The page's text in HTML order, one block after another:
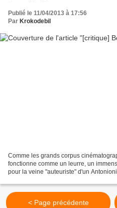
Publié le 11/04/2013 à 17:56
Par Krokodebil
Comme les grands corpus
fonctionne comme un leurre, un
pour la veine "auteuriste" d'un
< Page précédente